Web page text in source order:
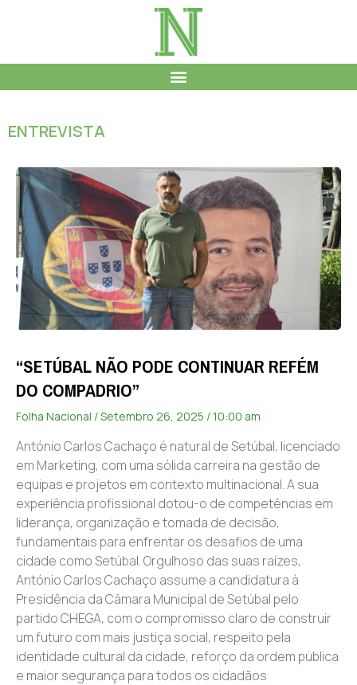
ENTREVISTA
“SETÚBAL NÃO PODE CONTINUAR REFÉM
DO COMPADRIO”
Folha Nacional Setembro 26, 2025 10:00 am
António Carlos Cachaço é natural de Setúbal, licenciado
em Marketing, com uma sólida carreira na gestão de
equipas e projetos em contexto multinacional. A sua
experiência profissional dotou-o de competências em
liderança, organização e tomada de decisão,
fundamentais para enfrentar os desafios de uma
cidade como Setúbal. Orgulhoso das suas raízes,
António Carlos Cachaço assume a candidatura à
Presidência da Câmara Municipal de Setúbal pelo
partido CHEGA, com o compromisso claro de construir
um futuro com mais justiça social, respeito pela
identidade cultural da cidade, reforço da ordem pública
e maior segurança para todos os cidadãos